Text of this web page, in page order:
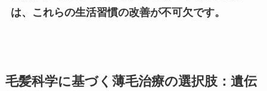
は、これらの生活習慣の改善が不可欠です。
毛髪科学に基づく薄毛治療の選択肢：遺伝